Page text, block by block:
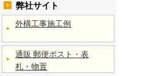
弊社サイト
外構工事施工例
通販 郵便ポスト・表
札・物置